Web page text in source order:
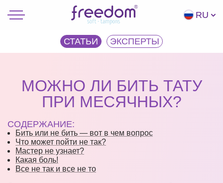
RU
СТАТЬИ ЭКCПЕРТЫ
МОЖНО ЛИ БИТЬ ТАТУ
ПРИ МЕСЯЧНЫХ?
СОДЕРЖАНИЕ:
Бить или не бить — вот в чем вопрос
Что может пойти не так?
Мастер не узнает?
Какая боль!
Все не так и все не то